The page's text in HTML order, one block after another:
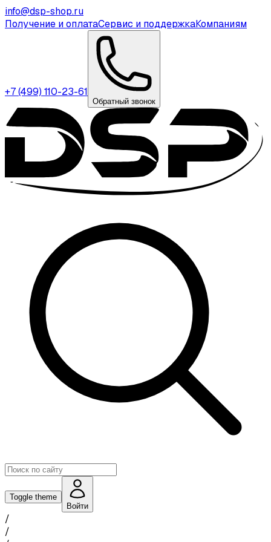
info@dsp-shop.ru
Получение и оплатаСервис и поддержкаКомпаниям
+7 (499) 110-23-61
Обратный звонок
Toggle theme
Войти
/
/